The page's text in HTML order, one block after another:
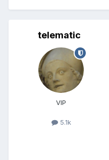
telematic
VIP
5.1k